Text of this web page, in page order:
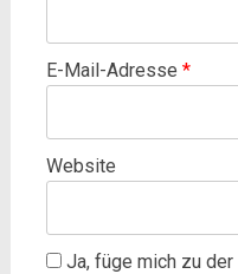
E-Mail-Adresse *
Website
Ja, füge mich zu